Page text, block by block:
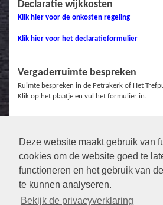
Deze website maakt gebruik van
cookies om de website goed te
functioneren en het gebruik van
te kunnen analyseren.
Bekijk de privacyverklaring
Declaratie wijkkosten
Klik hier voor de onkosten regeling
Klik hier voor het declaratieformulier
Vergaderruimte bespreken
Ruimte bespreken in de Petrakerk of Het
Klik op het plaatje en vul het formulier in.
Links
Protestantse Gemeente Veenendaal
Facebook ZuidWest
Facebook Petrakerk